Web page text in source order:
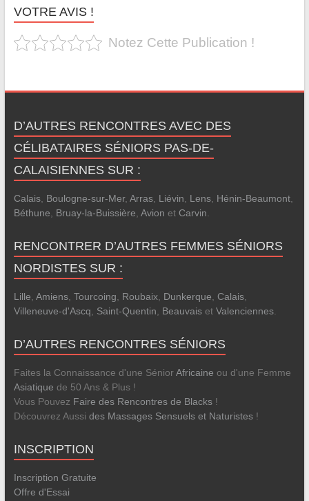
VOTRE AVIS !
Notez Cette Publication !
D’AUTRES RENCONTRES AVEC DES
CÉLIBATAIRES SÉNIORS PAS-DE-
CALAISIENNES SUR :
Calais, Boulogne-sur-Mer, Arras, Liévin Lens, Hénin-Beaumont,
Béthune
Bruay-la-Buissière Avion et Carvin
RENCONTRER D’AUTRES FEMMES SÉNIORS
NORDISTES SUR :
Lille Amiens, Tourcoing Roubaix, Dunkerque Calais,
Villeneuve-d'Ascq
Saint-Quentin Beauvaiset Valenciennes.
D’AUTRES RENCONTRES SÉNIORS
Faites la Connaissance d'une SéniorAfricaine ou d'une Femme
Asiatique de 50 Ans & Plus !
Vous Pouvez Faire des Rencontres de Blacks!
Découvrez Aussi des Massages Sensuels et Naturistes!
INSCRIPTION
Inscription Gratuite
Offre d'Essai